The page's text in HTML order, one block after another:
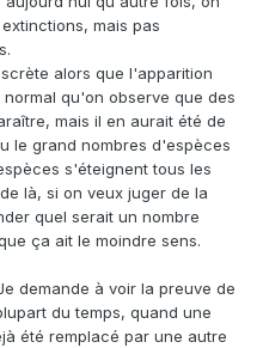
mais pas
alors que l'apparition
qu'on observe que des
mais il en aurait été de
le grand nombres d'espèces
s'éteignent tous les
là, si on veux juger de la
quel serait un nombre
ça ait le moindre sens.
demande à voir la preuve de
du temps, quand une
été remplacé par une autre